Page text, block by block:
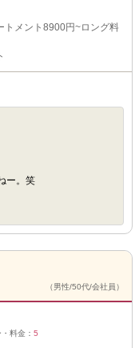
トメント8900円~ロング料
ー。笑
（男性/50代/会社員）
料金： 5